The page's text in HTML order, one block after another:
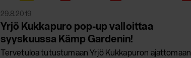
29.8.2019
Yrjö Kukkapuro pop-up valloittaa
syyskuussa Kämp Gardenin!
Tervetuloa tutustumaan Yrjö Kukkapuron ajattomaan